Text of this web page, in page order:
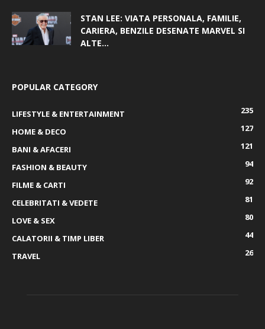
STAN LEE: VIATA PERSONALA, FAMILIE,
CARIERA, BENZILE DESENATE MARVEL SI
ALTE...
POPULAR CATEGORY
LIFESTYLE & ENTERTAINMENT
235
HOME & DECO
127
BANI & AFACERI
121
FASHION & BEAUTY
94
FILME & CARTI
92
CELEBRITATI & VEDETE
81
LOVE & SEX
80
CALATORII & TIMP LIBER
44
TRAVEL
26